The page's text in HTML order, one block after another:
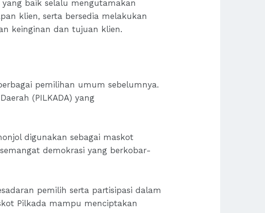
baik selalu mengutamakan
klien, serta bersedia melakukan
keinginan dan tujuan klien.
pemilihan umum sebelumnya.
(PILKADA) yang
digunakan sebagai maskot
demokrasi yang berkobar-
pemilih serta partisipasi dalam
Pilkada mampu menciptakan